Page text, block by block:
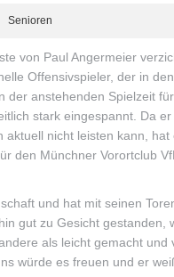
Senioren
von Paul Angermeier
Offensivspieler, der in
anstehenden Spielzeit
stark eingespannt. Da er
aktuell nicht leisten kann, hat
den Münchner Vorortclub
und hat mit seinen
gut zu Gesicht gestanden,
als leicht gemacht und
würde es freuen und er